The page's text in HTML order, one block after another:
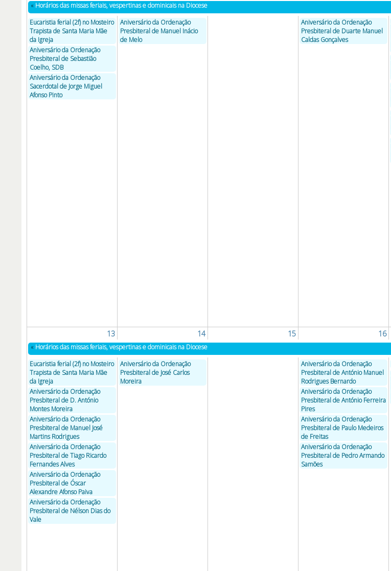
« Horários das missas feriais, vespertinas e dominicais na Diocese
Eucaristia ferial (2f) no Mosteiro
Trapista de Santa Maria Mãe
da Igreja
Aniversário da Ordenação
Presbiteral de Sebastião
Coelho, SDB
Aniversário da Ordenação
Sacerdotal de Jorge Miguel
Afonso Pinto
Aniversário da Ordenação
Presbiteral de Manuel Inácio
de Melo
Aniversário da Ordenação
Presbiteral de Duarte Manuel
Caldas Gonçalves
13 14 15 16
« Horários das missas feriais, vespertinas e dominicais na Diocese
Eucaristia ferial (2f) no Mosteiro
Trapista de Santa Maria Mãe
da Igreja
Aniversário da Ordenação
Presbiteral de D. António
Montes Moreira
Aniversário da Ordenação
Presbiteral de Manuel José
Martins Rodrigues
Aniversário da Ordenação
Presbiteral de Tiago Ricardo
Fernandes Alves
Aniversário da Ordenação
Presbiteral de Óscar
Alexandre Afonso Paiva
Aniversário da Ordenação
Presbiteral de Nélson Dias do
Vale
Aniversário da Ordenação
Presbiteral de José Carlos
Moreira
Aniversário da Ordenação
Presbiteral de António Manuel
Rodrigues Bernardo
Aniversário da Ordenação
Presbiteral de António Ferreira
Pires
Aniversário da Ordenação
Presbiteral de Paulo Medeiros
de Freitas
Aniversário da Ordenação
Presbiteral de Pedro Armando
Samões